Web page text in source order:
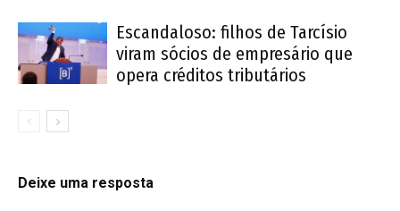
Escandaloso: filhos de Tarcísio
viram sócios de empresário que
opera créditos tributários
Deixe uma resposta